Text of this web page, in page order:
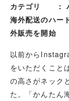
カテゴリ ：
海外配送のハー
外販売を開始
以前から
をいただくこと
の高さがネック
た。「かんたん